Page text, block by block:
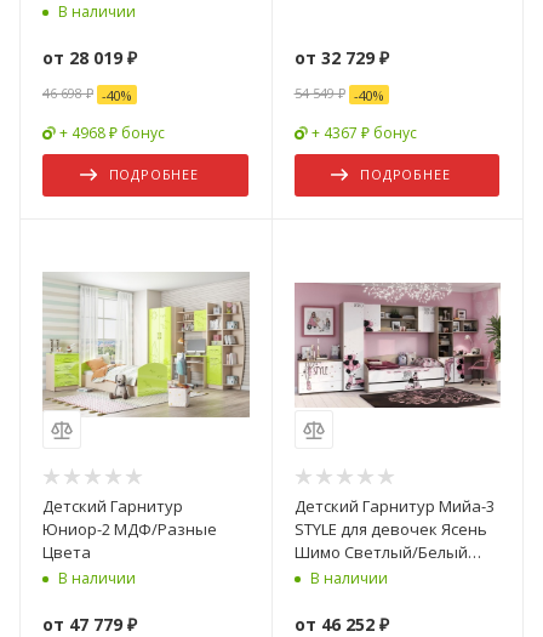
В наличии
от 28 019 ₽
46 698 ₽ -40%
+ 4968 ₽ бонус
ПОДРОБНЕЕ
от 32 729 ₽
54 549 ₽ -40%
+ 4367 ₽ бонус
ПОДРОБНЕЕ
Детский Гарнитур
Юниор-2 МДФ/Разные
Цвета
В наличии
от 47 779 ₽
Детский Гарнитур Мийа-3
STYLE для девочек Ясень
Шимо Светлый/Белый
Фотопечать
В наличии
от 46 252 ₽